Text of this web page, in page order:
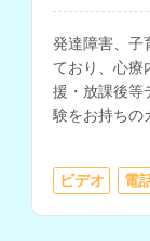
発達障害、子
ており、心療
援・放課後等
験をお持ちの
える方への
ビデオ 電